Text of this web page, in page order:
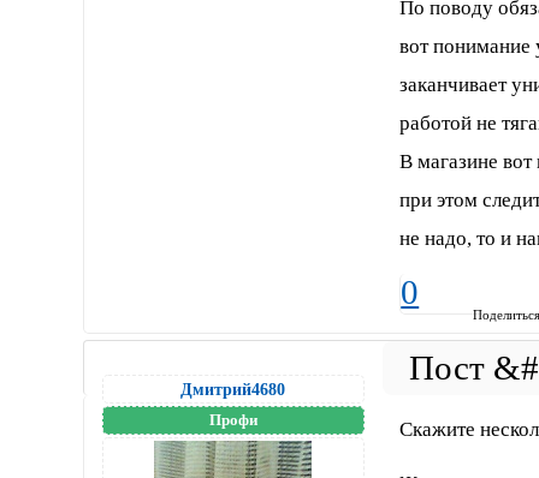
По поводу
вот понимание
заканчивает
работой не
В магазине вот
при этом
не надо, то и
0
Дмитрий4680
Профи Скажите